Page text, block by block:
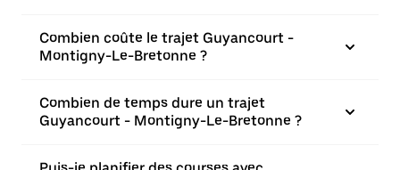
Combien coûte le trajet Guyancourt -
Montigny-Le-Bretonne ?
Combien de temps dure un trajet
Guyancourt - Montigny-Le-Bretonne ?